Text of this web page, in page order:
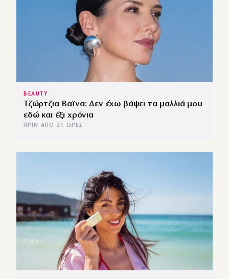
BEAUTY
Τζώρτζια Βαϊνα: Δεν έχω βάψει τα μαλλιά μου
εδώ και έξι χρόνια
ΠΡΙΝ ΑΠΌ 21 ΏΡΕΣ